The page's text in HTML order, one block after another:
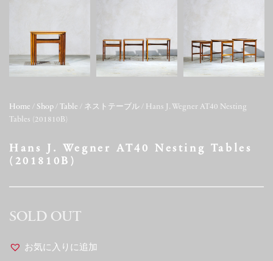
Home / Shop / Table / ネストテーブル / Hans J. Wegner AT40 Nesting
Tables (201810B)
Hans J. Wegner AT40 Nesting Tables
(201810B)
SOLD OUT
お気に入りに追加